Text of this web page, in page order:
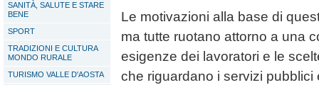
SANITÀ, SALUTE E STARE
BENE
SPORT
TRADIZIONI E CULTURA
MONDO RURALE
TURISMO VALLE D'AOSTA
Le motivazioni alla base di
ma tutte ruotano attorno a una
esigenze dei lavoratori e le
che riguardano i servizi pubblici